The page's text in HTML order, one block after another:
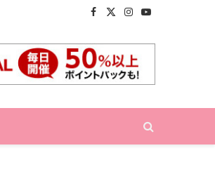
Facebook
X
Instagram
YouTube